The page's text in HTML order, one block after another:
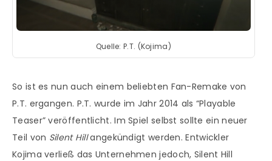
Quelle: P.T. (Kojima)
So ist es nun auch einem beliebten Fan-Remake von
P.T. ergangen. P.T. wurde im Jahr 2014 als “Playable
Teaser” veröffentlicht. Im Spiel selbst sollte ein neuer
Teil von Silent Hillangekündigt werden. Entwickler
Kojima verließ das Unternehmen jedoch, Silent Hill